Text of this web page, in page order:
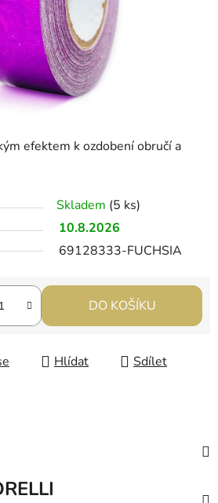
efektem k ozdobení obručí a
Skladem (5 ks)
10.8.2026
69128333-FUCHSIA
DO KOŠÍKU
Hlídat Sdílet